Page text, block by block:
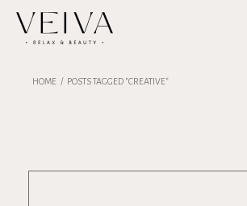
HOME POSTS TAGGED "CREATIVE"